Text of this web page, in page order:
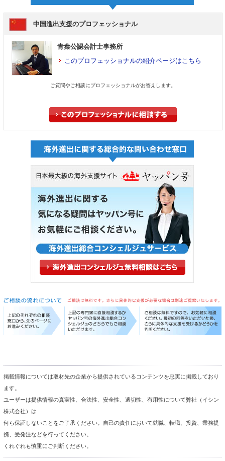
中国進出支援のプロフェッショナル
青葉公認会計士事務所
このプロフェッショナルの紹介ページはこちら
ご質問やご相談にプロフェッショナルがお答えします。
掲載情報については取材先の企業から提供されているコンテンツを忠実に掲載しており
ます。
ユーザーは提供情報の真実性、合法性、安全性、適切性、有用性について弊社（イシン
株式会社）は
何ら保証しないことをご了承ください。自己の責任において就職、転職、投資、業務提
携、受発注などを行ってください。
くれぐれも慎重にご判断ください。